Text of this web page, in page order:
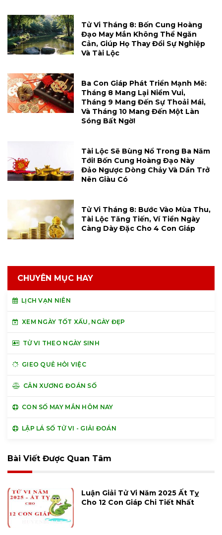
Tử Vi Tháng 8: Bốn Cung Hoàng
Đạo May Mắn Không Thể Ngăn
Cản, Giúp Họ Thay Đổi Sự Nghiệp
Và Tài Lộc
Ba Con Giáp Phát Triển Mạnh Mẽ:
Tháng 8 Mang Lại Niềm Vui,
Tháng 9 Mang Đến Sự Thoải Mái,
Và Tháng 10 Mang Đến Một Làn
Sóng Bất Ngờ!
Tài Lộc Sẽ Bùng Nổ Trong Ba Năm
Tới! Bốn Cung Hoàng Đạo Này
Đảo Ngược Dòng Chảy Và Dần Trở
Nên Giàu Có
Tử Vi Tháng 8: Bước Vào Mùa Thu,
Tài Lộc Tăng Tiến, Ví Tiền Ngày
Càng Dày Đặc Cho 4 Con Giáp
CHUYÊN MỤC HAY
LỊCH VẠN NIÊN
XEM NGÀY TỐT XẤU, NGÀY ĐẸP
TỬ VI THEO NGÀY SINH
GIEO QUẺ HỎI VIỆC
CÂN XƯƠNG ĐOÁN SỐ
CON SỐ MAY MẮN HÔM NAY
LẬP LÁ SỐ TỬ VI - GIẢI ĐOÁN
Bài Viết Được Quan Tâm
Luận Giải Tử Vi Năm 2025 Ất Tỵ
Cho 12 Con Giáp Chi Tiết Nhất